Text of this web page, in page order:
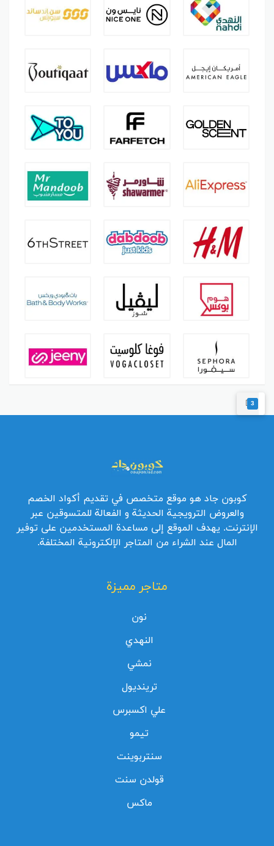
3
كوبون جاد هو موقع متخصص في تقديم أكواد الخصم
والعروض الترويجية الحديثة و الفعالة للمتسوقين عبر
الإنترنت. يهدف الموقع إلى مساعدة المستخدمين على توفير
المال عند الشراء من المتاجر الإلكترونية المختلفة.
متاجر مميزة
نون
النهدي
نمشي
ترينديول
علي اكسبرس
تيمو
سنتربوينت
قولدن سنت
ماكس